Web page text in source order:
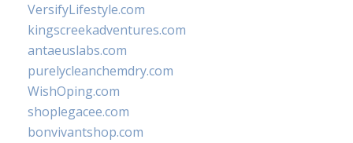
VersifyLifestyle.com
kingscreekadventures.com
antaeuslabs.com
purelycleanchemdry.com
WishOping.com
shoplegacee.com
bonvivantshop.com